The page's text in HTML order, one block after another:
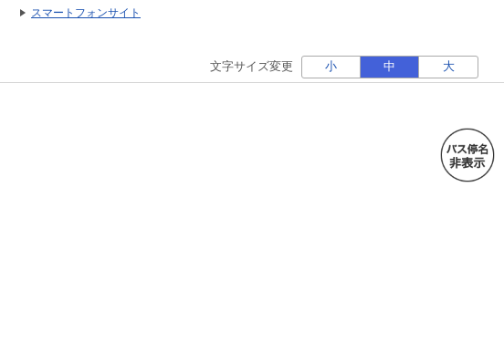
スマートフォンサイト
文字サイズ変更 小 中 大